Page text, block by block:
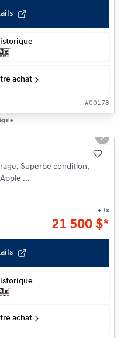
achat
#00178
Next
Superbe condition,
...
+ tx
21 500 $*
achat